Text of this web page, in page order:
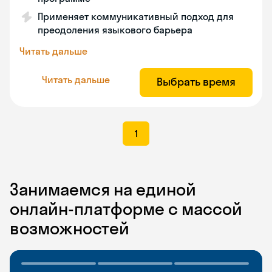
Применяет коммуникативный подход для
преодоления языкового барьера
Читать дальше
Читать дальше Выбрать время
1
Занимаемся на единой
онлайн-платформе с массой
возможностей